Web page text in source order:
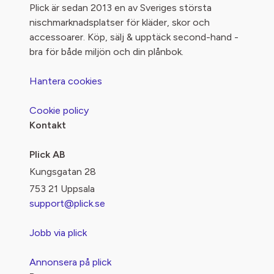
Plick är sedan 2013 en av Sveriges största
nischmarknadsplatser för kläder, skor och
accessoarer. Köp, sälj & upptäck second-hand -
bra för både miljön och din plånbok.
Hantera cookies
Cookie policy
Kontakt
Plick AB
Kungsgatan 28
753 21 Uppsala
support@plick.se
Jobb via plick
Annonsera på plick